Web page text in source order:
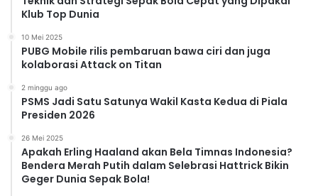
Klub Top Dunia
10 Mei 2025
PUBG Mobile rilis pembaruan bawa ciri dan juga
kolaborasi Attack on Titan
2 minggu ago
PSMS Jadi Satu Satunya Wakil Kasta Kedua di Piala
Presiden 2026
26 Mei 2025
Apakah Erling Haaland akan Bela Timnas Indonesia?
Bendera Merah Putih dalam Selebrasi Hattrick Bikin
Geger Dunia Sepak Bola!